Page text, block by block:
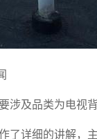
及品类为电视
了详细的讲解，